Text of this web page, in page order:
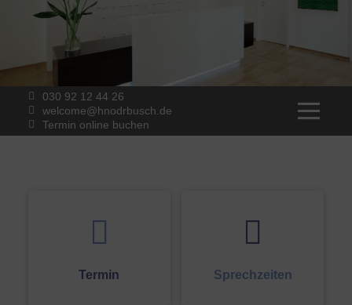
030 92 12 44 26
welcome@hnodrbusch.de
Termin online buchen
Termin Sprechzeiten